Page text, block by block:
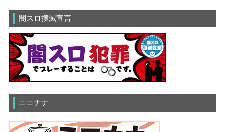
闇スロ撲滅宣言
ニコナナ